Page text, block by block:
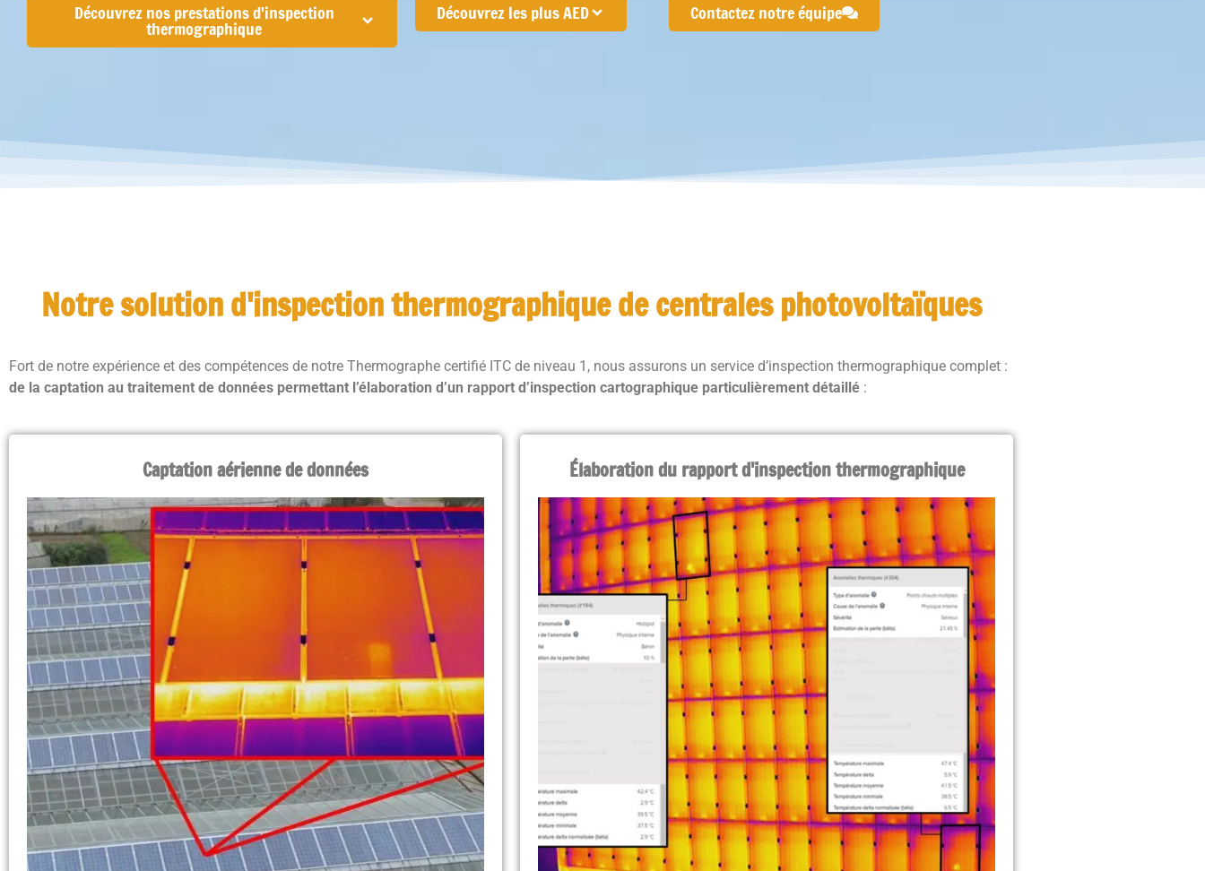
Découvrez nos prestations d'inspection
thermographique
Découvrez les plus AED Contactez notre équipe
Notre solution d'inspection thermographique de centrales photovoltaïques
Fort de notre expérience et des compétences de notre Thermographe certifié ITC de niveau 1, nous assurons un service d’inspection thermographique complet :
de la captation au traitement de données permettant l’élaboration d’un rapport d’inspection cartographique particulièrement détaillé :
Captation aérienne de données Élaboration du rapport d'inspection thermographique